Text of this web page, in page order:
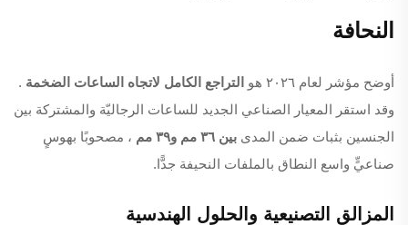
النحافة
أوضح مؤشر لعام ٢٠٢٦ هو التراجع الكامل لاتجاه الساعات الضخمة .
وقد استقر المعيار الصناعي الجديد للساعات الرجاليّة والمشتركة بين
الجنسين بثبات ضمن المدى بين ٣٦ مم و٣٩ مم
، مصحوبًا بهوسٍ
صناعيٍّ واسع النطاق بالملفات النحيفة جدًّا.
المزالق التصنيعية والحلول الهندسية